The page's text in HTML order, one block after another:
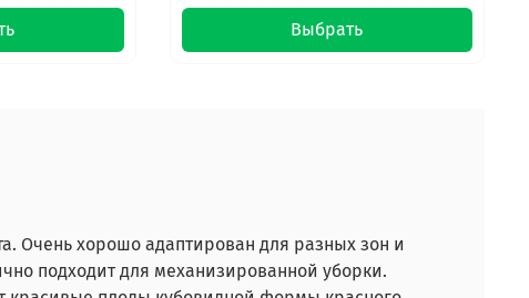
Выбрать
Очень хорошо адаптирован для разных зон и
подходит для механизированной уборки.